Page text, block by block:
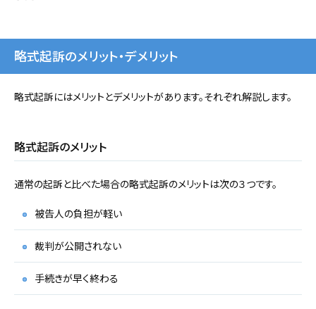
略式起訴のメリット・デメリット
略式起訴にはメリットとデメリットがあります。それぞれ解説します。
略式起訴のメリット
通常の起訴と比べた場合の略式起訴のメリットは次の３つです。
被告人の負担が軽い
裁判が公開されない
手続きが早く終わる